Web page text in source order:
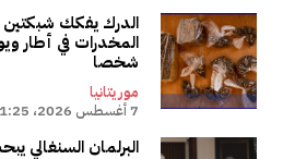
الدرك يفكك شبكتين
شخصا
موريتانيا
7 أغسطس 2026، 11:25 صباحًا